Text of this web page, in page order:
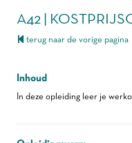
A42 |
terug naar de vorige pagina
Inhoud
In deze opleiding leer je